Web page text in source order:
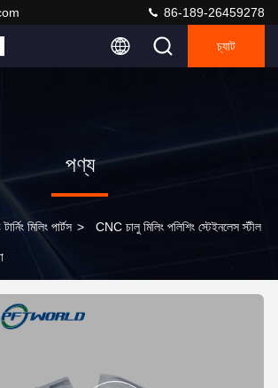
86-189-26459278
চ্যাট
পণ্য
মিলিং পার্টস > CNC চালু মিলিং পলিশিং স্টেইনলেস স্টীল